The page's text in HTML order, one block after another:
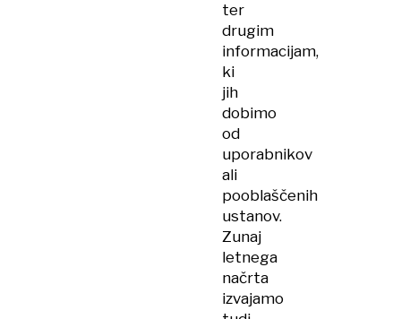
ter
drugim
informacijam,
ki
jih
dobimo
od
uporabnikov
ali
pooblaščenih
ustanov.
Zunaj
letnega
načrta
izvajamo